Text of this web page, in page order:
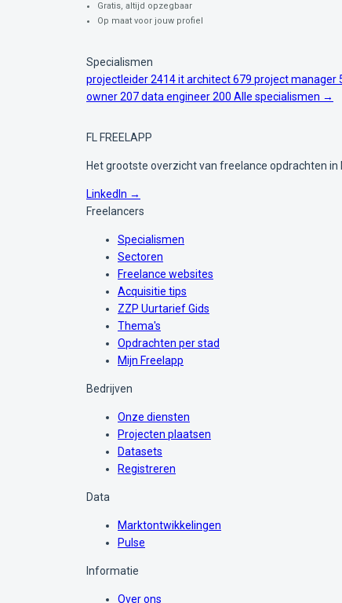
Gratis, altijd opzegbaar
Op maat voor jouw profiel
Specialismen
projectleider2414it architect679 project manager
owner207data engineer200 Alle specialismen →
FL FREELAPP
Het grootste overzicht van freelance opdrachten
LinkedIn →
Freelancers
Specialismen
Sectoren
Freelance websites
Acquisitie tips
ZZP Uurtarief Gids
Thema's
Opdrachten per stad
Mijn Freelapp
Bedrijven
Onze diensten
Projecten plaatsen
Datasets
Registreren
Data
Marktontwikkelingen
Pulse
Informatie
Over ons